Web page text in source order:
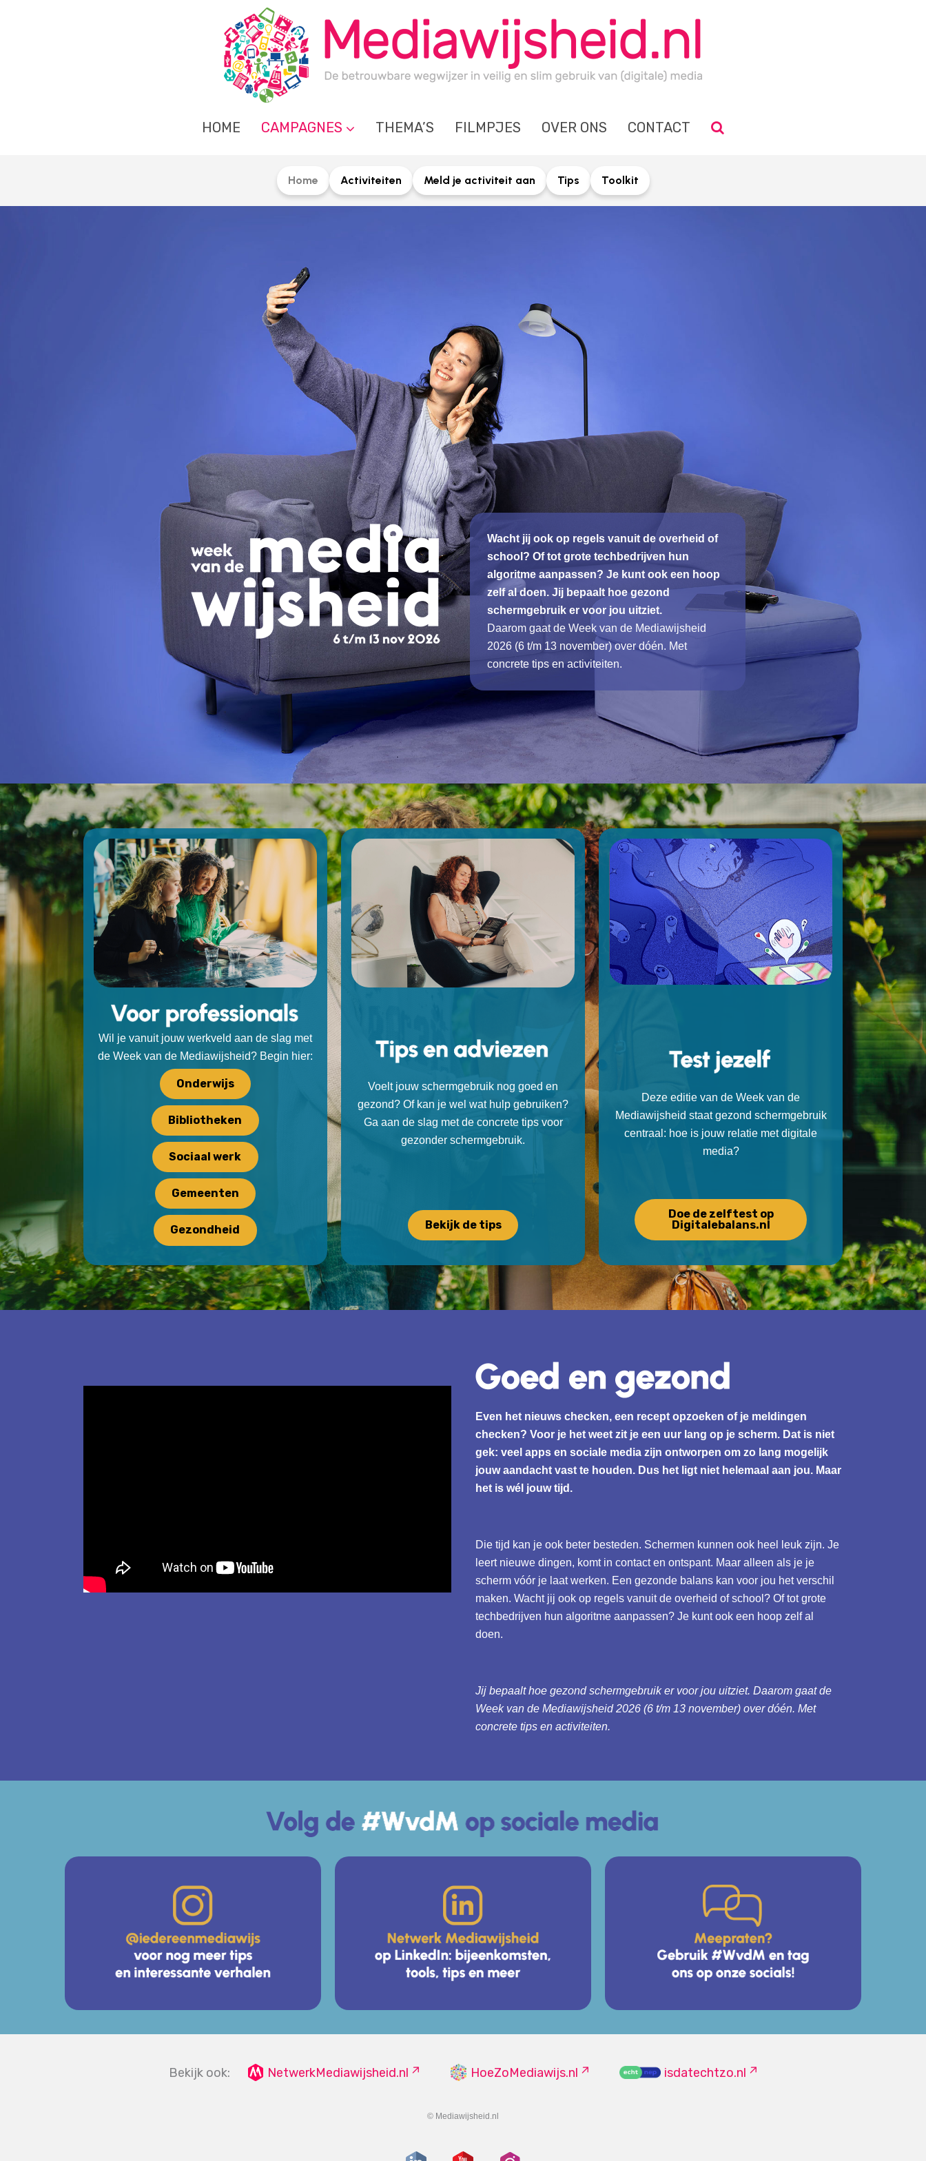
HOME CAMPAGNES THEMA’S FILMPJES OVER ONS CONTACT
Home Activiteiten Meld je activiteit aan Tips Toolkit
Wacht jij ook op regels vanuit de overheid of
school? Of tot grote techbedrijven hun
algoritme aanpassen? Je kunt ook een hoop
zelf al doen. Jij bepaalt hoe gezond
schermgebruik er voor jou uitziet.
Daarom gaat de Week van de Mediawijsheid
2026 (6 t/m 13 november) over dóén. Met
concrete tips en activiteiten.
Wil je vanuit jouw werkveld aan de slag met
de Week van de Mediawijsheid? Begin hier:
Onderwijs
Bibliotheken
Sociaal werk
Gemeenten
Gezondheid
Voelt jouw schermgebruik nog goed en
gezond? Of kan je wel wat hulp gebruiken?
Ga aan de slag met de concrete tips voor
gezonder schermgebruik.
Bekijk de tips
Deze editie van de Week van de
Mediawijsheid staat gezond schermgebruik
centraal: hoe is jouw relatie met digitale
media?
Doe de zelftest op
Digitalebalans.nl
Even het nieuws checken, een recept opzoeken of je meldingen
checken? Voor je het weet zit je een uur lang op je scherm. Dat is niet
gek: veel apps en sociale media zijn ontworpen om zo lang mogelijk
jouw aandacht vast te houden. Dus het ligt niet helemaal aan jou. Maar
het is wél jouw tijd.
Die tijd kan je ook beter besteden. Schermen kunnen ook heel leuk zijn. Je
leert nieuwe dingen, komt in contact en ontspant. Maar alleen als je je
scherm vóór je laat werken. Een gezonde balans kan voor jou het verschil
maken. Wacht jij ook op regels vanuit de overheid of school? Of tot grote
techbedrijven hun algoritme aanpassen? Je kunt ook een hoop zelf al
doen.
Jij bepaalt hoe gezond schermgebruik er voor jou uitziet. Daarom gaat de
Week van de Mediawijsheid 2026 (6 t/m 13 november) over dóén. Met
concrete tips en activiteiten.
Bekijk ook: NetwerkMediawijsheid.nl HoeZoMediawijs.nl isdatechtzo.nl
© Mediawijsheid.nl